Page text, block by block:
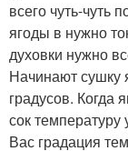
всего чуть-чуть
ягоды в нужно
духовки нужно
Начинают сушку
градусов. Когда
сок
Вас градация